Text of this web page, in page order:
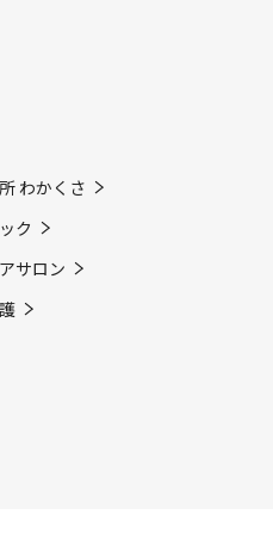
わかくさ
ク
サロン